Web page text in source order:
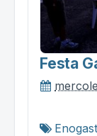
Festa